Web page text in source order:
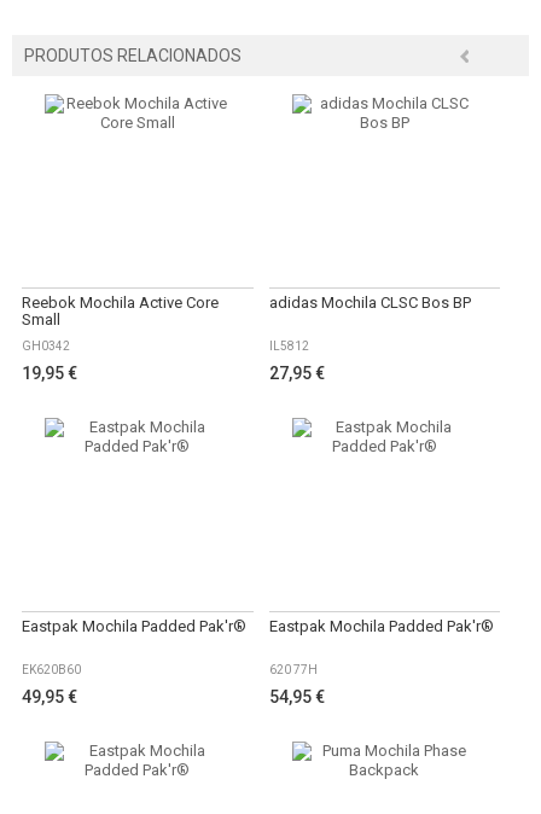
PRODUTOS RELACIONADOS
Reebok Mochila Active Core
Small
GH0342
19,95 €
adidas Mochila CLSC Bos BP
IL5812
27,95 €
Eastpak Mochila Padded Pak'r®
EK620B60
49,95 €
Eastpak Mochila Padded Pak'r®
620 77H
54,95 €